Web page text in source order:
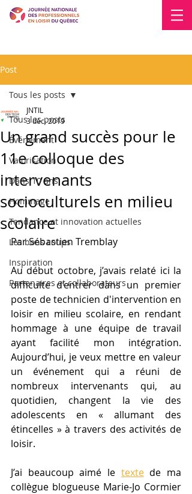
Post
Tous les posts
Événement
Valorisation
Dans 10 ans
Hommage
Tendance et innovation actuelles
Les bons coups
Inspiration
Partenaires et collaborateurs
Tous les posts
Un grand succès pour le
11e colloque des
intervenants
socioculturels en milieu
scolaire
JNTIL
3 déc. 2019
Par Sébastien Tremblay
Au début octobre, j’avais relaté ici la
difficulté d’entrer dans un premier
poste de technicien d'intervention en
loisir en milieu scolaire, en rendant
hommage à une équipe de travail
ayant facilité mon intégration.
Aujourd’hui, je veux mettre en valeur
un événement qui a réuni de
nombreux intervenants qui, au
quotidien, changent la vie des
adolescents en « allumant des
étincelles » à travers des activités de
loisir.
J’ai beaucoup aimé le texte de ma
collègue blogueuse Marie-Jo Cormier